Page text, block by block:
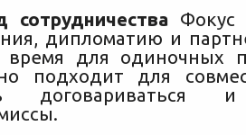
сотрудничестваФокус
дипломатию и
время для одиночных
подходит для